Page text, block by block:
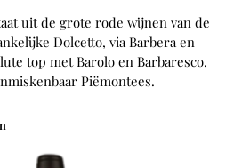
uit de grote rode wijnen van de
Dolcetto, via Barbera en
top met Barolo en Barbaresco.
Piëmontees.